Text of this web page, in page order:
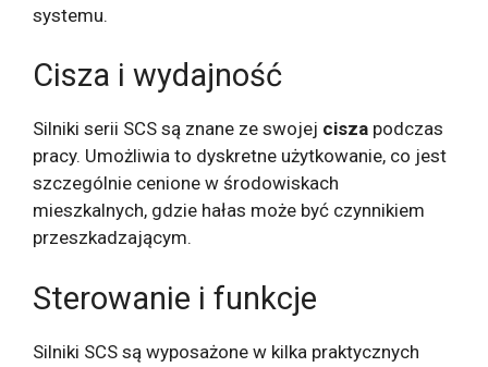
systemu.
Cisza i wydajność
Silniki serii SCS są znane ze swojej cisza podczas
pracy. Umożliwia to dyskretne użytkowanie, co jest
szczególnie cenione w środowiskach
mieszkalnych, gdzie hałas może być czynnikiem
przeszkadzającym.
Sterowanie i funkcje
Silniki SCS są wyposażone w kilka praktycznych